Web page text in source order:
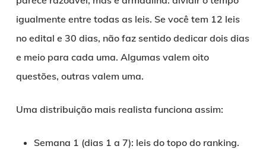
igualmente entre todas as leis. Se você tem 12 leis
no edital e 30 dias, não faz sentido dedicar dois dias
e meio para cada uma. Algumas valem oito
questões, outras valem uma.
Uma distribuição mais realista funciona assim:
Semana 1 (dias 1 a 7): leis do topo do ranking.